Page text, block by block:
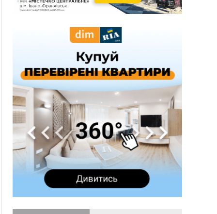
09:22
АМКУ розпочав справу проти Гвіздецької
Синоптики попереджають про значний дощ на
Прикарпатті до кінця п'ятниці
Нафтогазову площу на межі Прикарпаття та
Львівщини повторно виставили на аукціон за
830 млн
Вчора
18:46 ФОТО У Польщі невідомі скоїли наругу над
могилою УПА
17:45
Сили оборони уразила Ярославський НПЗ та
кораблі берегової охорони фсб у Керчі
17:17
ВІДЕО
Скарби Музею писанкового розпису
побачать далеко за межами Коломиї
Поблизу Франківська п'яний на Chevrolet
втікав від поліції
16:27
На Прикарпатті триває декларування
вогнепальної зброї: уже зареєстровано 282